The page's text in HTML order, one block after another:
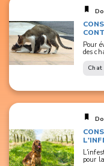
Pour
des
Chat
pour